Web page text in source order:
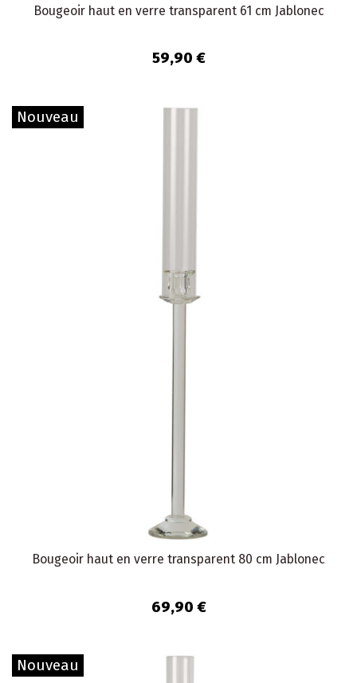
Bougeoir haut en verre transparent 61 cm Jablonec
59,90 €
Nouveau
Bougeoir haut en verre transparent 80 cm Jablonec
69,90 €
Nouveau